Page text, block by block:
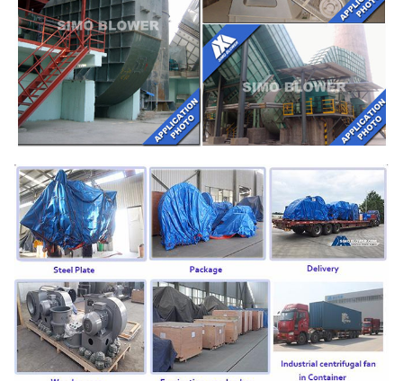
Axe principal
acier 45#
(acier de
construction
de haute
résistance de
42CrMo, acier
inoxydable…
Rapport
SÈCHE, SKF,
NSK, ZWZ…
Bâti de système, écran protecteur,
compensateur de canalisation de
silencieux, d'admission et de
débouché,
Bride d'admission et de débouché,